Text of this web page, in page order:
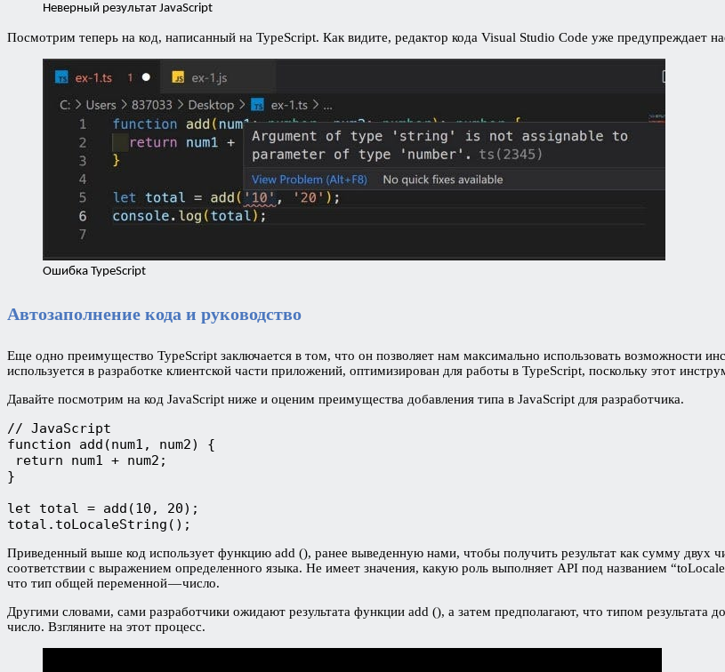
Неверный результат JavaScript
Посмотрим теперь на код, написанный на TypeScript. Как видите, редактор кода Visual Studio Code уже предупреждает
Ошибка TypeScript
Автозаполнение кода и руководство
Еще одно преимущество TypeScript заключается в том, что он позволяет нам максимально использовать возможности
используется в разработке клиентской части приложений, оптимизирован для работы в TypeScript, поскольку этот
Давайте посмотрим на код JavaScript ниже и оценим преимущества добавления типа в JavaScript для разработчика.
// JavaScript
function add(num1, num2) {
return num1 + num2;
}
let total = add(10, 20);
total.toLocaleString();
Приведенный выше код использует функцию add (), ранее выведенную нами, чтобы получить результат как сумму двух
соответствии с выражением определенного языка. Не имеет значения, какую роль выполняет API под названием
что тип общей переменной — число.
Другими словами, сами разработчики ожидают результата функции add (), а затем предполагают, что типом
число. Взгляните на этот процесс.